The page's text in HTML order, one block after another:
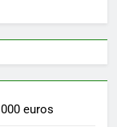
euros